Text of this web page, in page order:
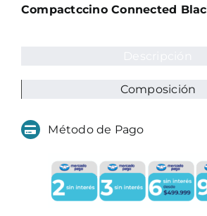
Compactccino Connected
Composición
Método de Pago